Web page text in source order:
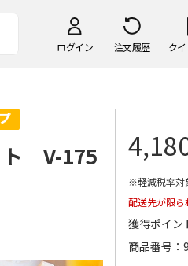
ログイン 注文履歴 ク
ト V-175
※軽減税率対
配送先が限ら
獲得ポイン
商品番号